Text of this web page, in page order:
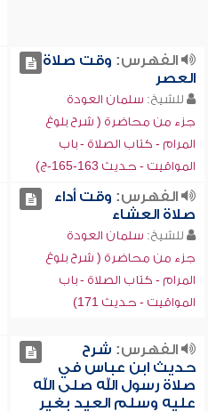
الفهرس: وقت صلاة
العصر
للشيخ: سلمان العودة
جزء من محاضرة ( شرح بلوغ
المرام - كتاب الصلاة - باب
المواقيت - حديث 163-165-ج)
الفهرس: وقت أداء
صلاة العشاء
للشيخ: سلمان العودة
جزء من محاضرة ( شرح بلوغ
المرام - كتاب الصلاة - باب
المواقيت - حديث 171)
الفهرس: شرح
حديث ابن عباس في
صلاة رسول الله صلى الله
عليه وسلم العيد بغير